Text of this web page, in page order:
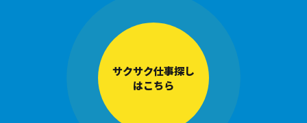
サクサク仕事探し
はこちら